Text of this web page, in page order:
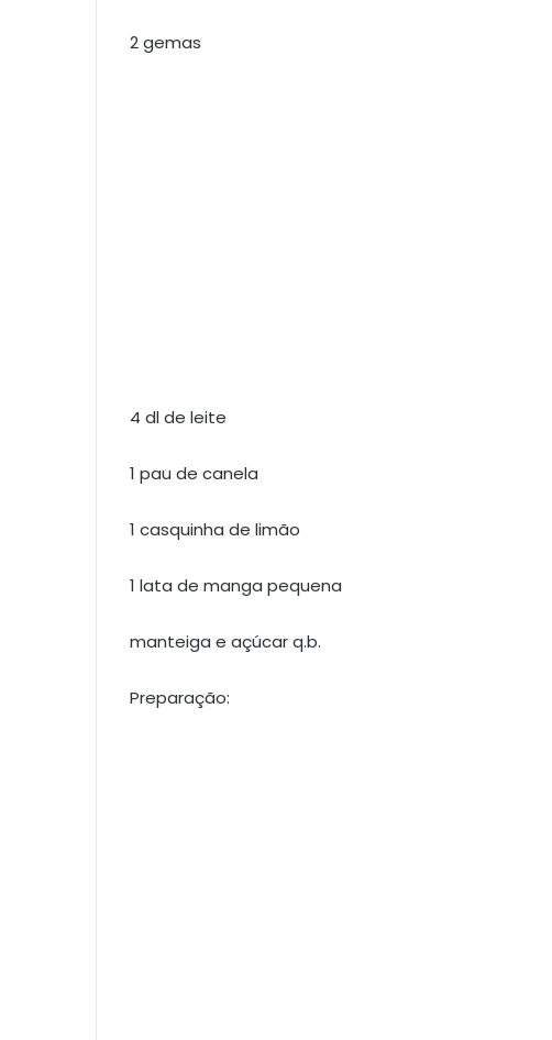
2 gemas
4 dl de leite
1 pau de canela
1 casquinha de limão
1 lata de manga pequena
manteiga e açúcar q.b.
Preparação: